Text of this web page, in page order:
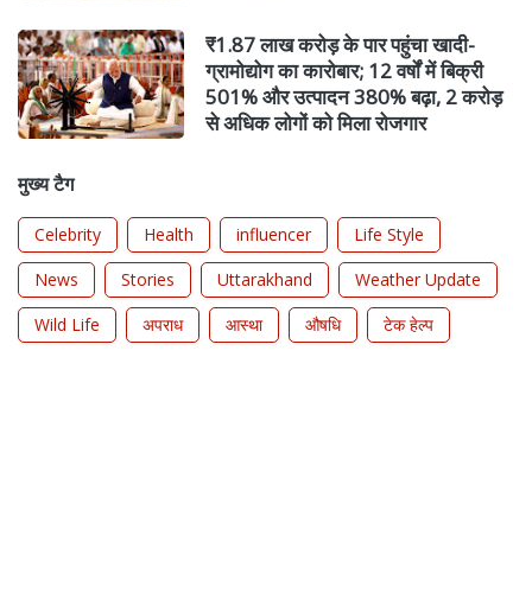
₹1.87 लाख करोड़ के पार पहुंचा खादी-
ग्रामोद्योग का कारोबार; 12 वर्षों में बिक्री
501% और उत्पादन 380% बढ़ा, 2 करोड़
से अधिक लोगों को मिला रोजगार
मुख्य टैग
Celebrity Health influencer
Life Style
News
Stories Uttarakhand
Weather Update
Wild Life
अपराध आस्था औषधि टेक हेल्प